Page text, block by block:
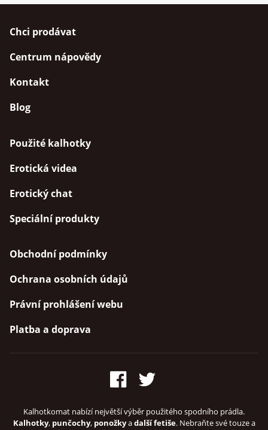
Chci prodávat
Centrum nápovědy
Kontakt
Blog
Použité kalhotky
Erotická videa
Erotický chat
Speciální produkty
Obchodní podmínky
Ochrana osobních údajů
Právní prohlášení webu
Platba a doprava
Kalhotkomat nabízí největší výběr použitého spodního prádla.
Kalhotky, punčochy, ponožkyadalší fetiše. Nebraňte své touze a